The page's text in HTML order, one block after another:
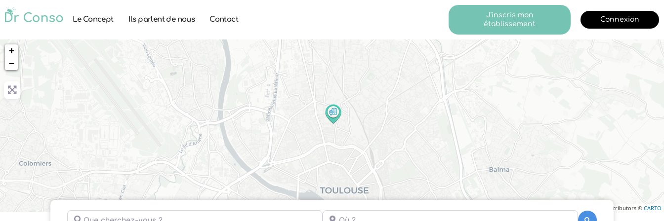
Le Concept Ils parlent de nous Contact
J'inscris mon
établissement
Connexion
+
−
contributors © CARTO
Que cherchez-vous ? Où ?